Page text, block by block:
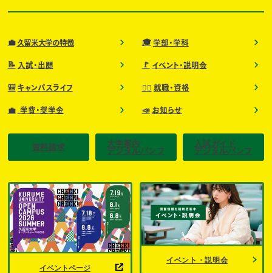
💼 久留米大学の特徴 🎓 学部・学科
📝 入試・出願 🚩 イベント・説明会
🎒 キャンパスライフ 🧑‍⚕️ 就職・資格
💼 学費・奨学金 📣 お知らせ
資料請求
大学案内
デジタルパンフ
入試ガイド
デジタルパンフ
イベントページ
イベント・説明会